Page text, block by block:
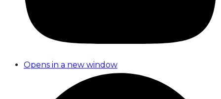
Opens in a new window